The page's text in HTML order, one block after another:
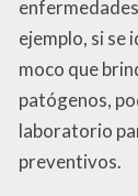
ejemplo, si se
moco que
patógenos,
laboratorio
preventivos.